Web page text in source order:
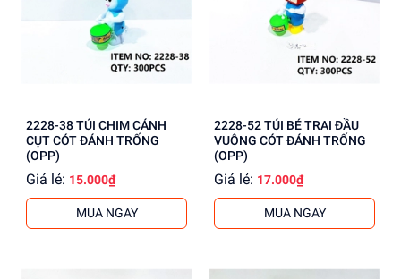
2228-38 TÚI CHIM CÁNH
CỤT CÓT ĐÁNH TRỐNG
(OPP)
Giá lẻ: 15.000₫
MUA NGAY
2228-52 TÚI BÉ TRAI ĐẦU
VUÔNG CÓT ĐÁNH TRỐNG
(OPP)
Giá lẻ: 17.000₫
MUA NGAY